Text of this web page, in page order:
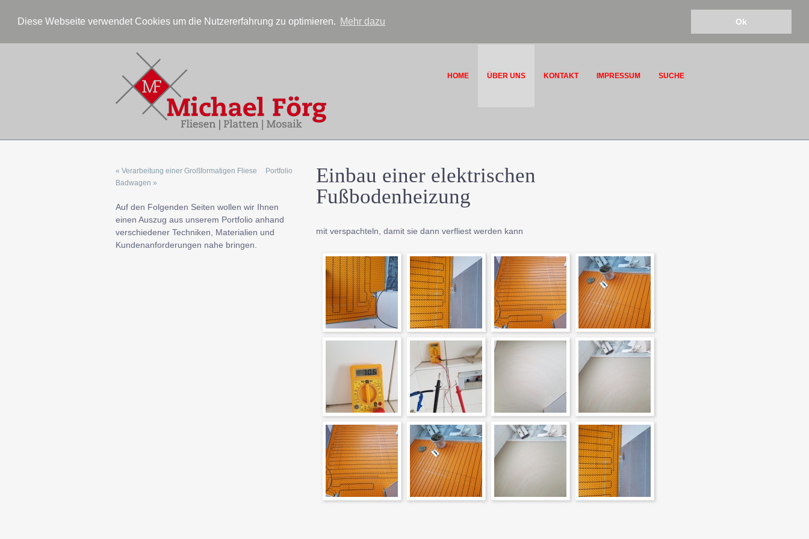
Diese Webseite verwendet Cookies um die Nutzererfahrung zu optimieren. Mehr dazu Ok
HOME ÜBER UNS KONTAKT IMPRESSUM SUCHE
« Verarbeitung einer Großformatigen Fliese
Portfolio
Badwagen »
Auf den Folgenden Seiten wollen wir Ihnen
einen Auszug aus unserem Portfolio anhand
verschiedener Techniken, Materialien und
Kundenanforderungen nahe bringen.
Einbau einer elektrischen
Fußbodenheizung
mit verspachteln, damit sie dann verfliest werden kann